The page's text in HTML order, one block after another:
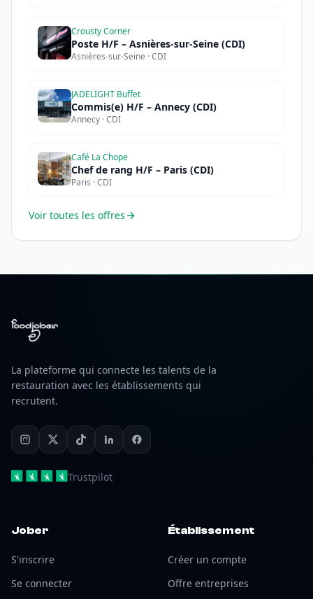
Crousty Corner
Poste H/F – Asnières-sur-Seine (CDI)
Asnières-sur-Seine · CDI
JADELIGHT Buffet
Commis(e) H/F – Annecy (CDI)
Annecy · CDI
Café La Chope
Chef de rang H/F – Paris (CDI)
Paris · CDI
Voir toutes les offres
La plateforme qui connecte les talents de la
restauration avec les établissements qui
recrutent.
Trustpilot
Jober
S'inscrire
Se connecter
Établissement
Créer un compte
Offre entreprises